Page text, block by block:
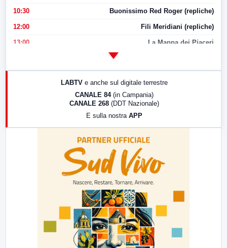
10:30 Buonissimo Red Roger (repliche)
12:00 Fili Meridiani (repliche)
13:00 La Mappa dei Piaceri
LABTV e anche sul digitale terrestre
CANALE 84 (in Campania)
CANALE 268 (DDT Nazionale)
E sulla nostra APP